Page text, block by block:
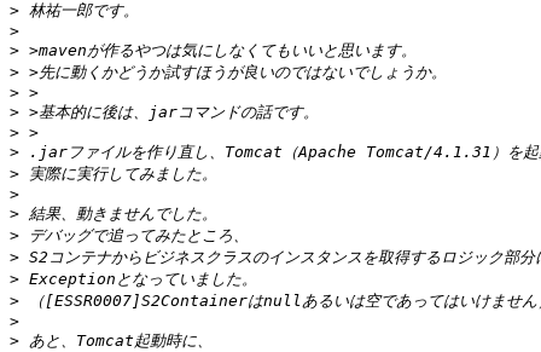
>
>
>
>
>
>
>
>
>
>
>
>
>
>
>
>
>